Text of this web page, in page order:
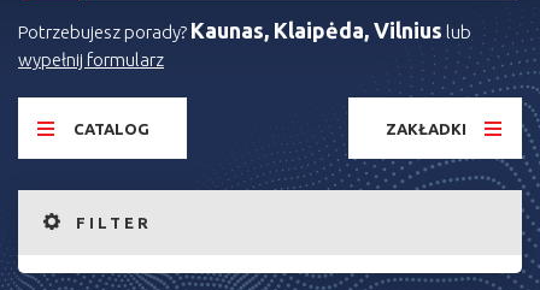
Potrzebujesz porady? Kaunas, Klaipėda, Vilnius lub
wypełnij formularz
CATALOG ZAKŁADKI
FILTER